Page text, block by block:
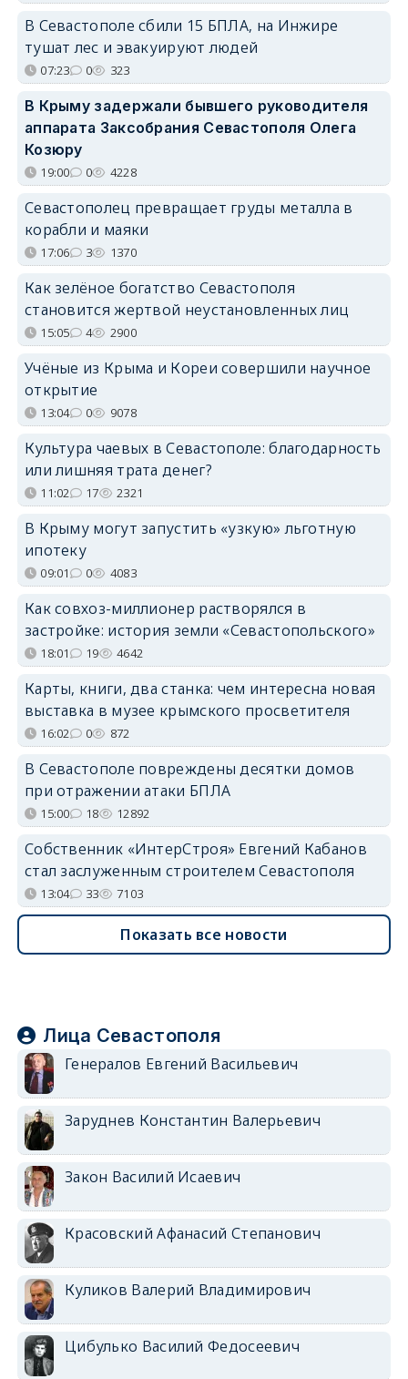
В Севастополе сбили 15 БПЛА, на Инжире
тушат лес и эвакуируют людей
07:23 0 323
В Крыму задержали бывшего руководителя
аппарата Заксобрания Севастополя Олега
Козюру
19:00 0 4228
Севастополец превращает груды металла в
корабли и маяки
17:06 3 1370
Как зелёное богатство Севастополя
становится жертвой неустановленных лиц
15:05 4 2900
Учёные из Крыма и Кореи совершили научное
открытие
13:04 0 9078
Культура чаевых в Севастополе: благодарность
или лишняя трата денег?
11:02 17 2321
В Крыму могут запустить «узкую» льготную
ипотеку
09:01 0 4083
Как совхоз-миллионер растворялся в
застройке: история земли «Севастопольского»
18:01 19 4642
Карты, книги, два станка: чем интересна новая
выставка в музее крымского просветителя
16:02 0 872
В Севастополе повреждены десятки домов
при отражении атаки БПЛА
15:00 18 12892
Собственник «ИнтерСтроя» Евгений Кабанов
стал заслуженным строителем Севастополя
13:04 33 7103
Показать все новости
Лица Севастополя
Генералов Евгений Васильевич
Заруднев Константин Валерьевич
Закон Василий Исаевич
Красовский Афанасий Степанович
Куликов Валерий Владимирович
Цибулько Василий Федосеевич